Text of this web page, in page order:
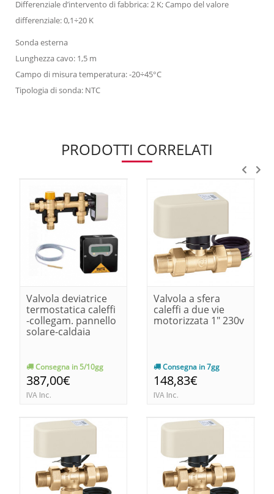
Differenziale d’intervento di fabbrica: 2 K; Campo del valore
differenziale: 0,1÷20 K
Sonda esterna
Lunghezza cavo: 1,5 m
Campo di misura temperatura: -20÷45°C
Tipologia di sonda: NTC
PRODOTTI CORRELATI
Valvola deviatrice
termostatica caleffi
-collegam. pannello
solare-caldaia
Consegna in 5/10gg
387,00€
IVA Inc.
Valvola a sfera
caleffi a due vie
motorizzata 1" 230v
Consegna in 7gg
148,83€
IVA Inc.